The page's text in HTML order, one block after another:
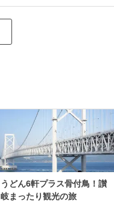
うどん6軒プラス骨付鳥！讃
岐まったり観光の旅